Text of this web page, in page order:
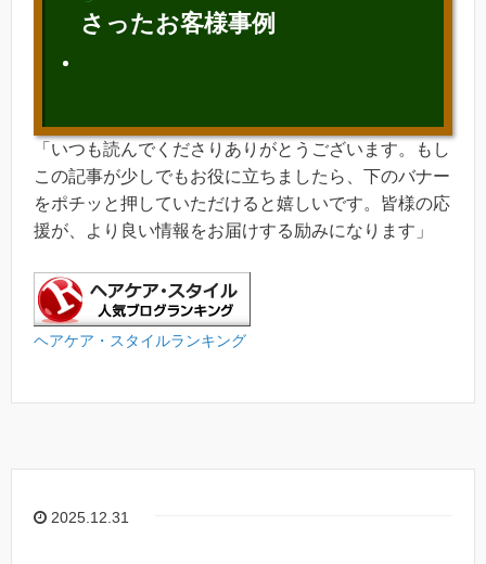
さったお客様事例
「いつも読んでくださりありがとうございます。もし
この記事が少しでもお役に立ちましたら、下のバナー
をポチッと押していただけると嬉しいです。皆様の応
援が、より良い情報をお届けする励みになります」
ヘアケア・スタイルランキング
2025.12.31